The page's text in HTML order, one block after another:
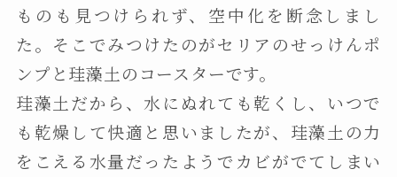
ものも見つけられず、空中化を断念しまし
た。そこでみつけたのがセリアのせっけんポ
ンプと珪藻土のコースターです。
珪藻土だから、水にぬれても乾くし、いつで
も乾燥して快適と思いましたが、珪藻土の力
をこえる水量だったようでカビがでてしまい